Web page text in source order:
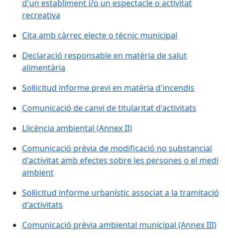
d'un establiment i/o un espectacle o activitat
recreativa
Cita amb càrrec electe o tècnic municipal
Declaració responsable en matèria de salut
alimentària
Sol·licitud informe previ en matèria d'incendis
Comunicació de canvi de titularitat d'activitats
Llicència ambiental (Annex II)
Comunicació prèvia de modificació no substancial
d'activitat amb efectes sobre les persones o el medi
ambient
Sol·licitud informe urbanístic associat a la tramitació
d'activitats
Comunicació prèvia ambiental municipal (Annex III)